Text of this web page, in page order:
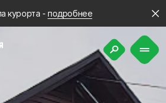
курорта -подробнее